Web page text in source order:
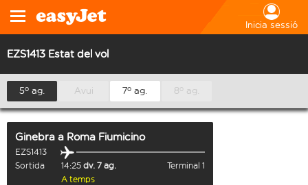
Inicia sessió
EZS1413 Estat del vol
5º ag. Avui 7º ag. 8º ag.
Ginebra a Roma Fiumicino
EZS1413
Sortida
14:25 dv. 7 ag.
Terminal 1
A temps